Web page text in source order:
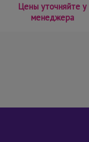
Цены уточняйте у
менеджера